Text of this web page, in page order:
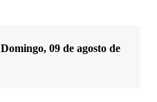
Domingo, 09 de agosto de